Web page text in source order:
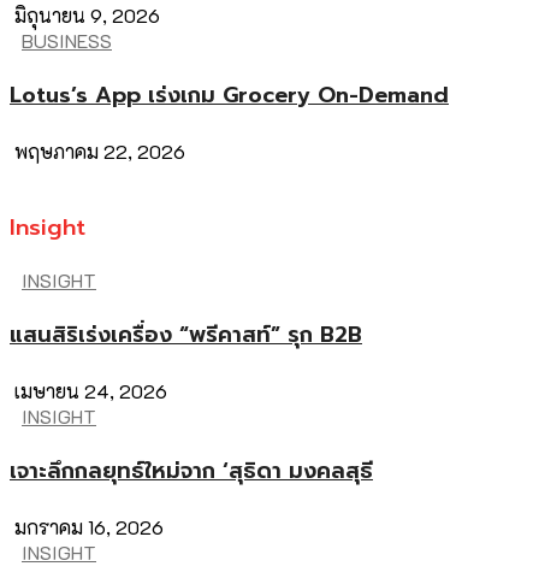
มิถุนายน 9, 2026
BUSINESS
Lotus’s App เร่งเกม Grocery On-Demand
พฤษภาคม 22, 2026
Insight
INSIGHT
แสนสิริเร่งเครื่อง “พรีคาสท์” รุก B2B
เมษายน 24, 2026
INSIGHT
เจาะลึกกลยุทธ์ใหม่จาก ‘สุธิดา มงคลสุธี
มกราคม 16, 2026
INSIGHT